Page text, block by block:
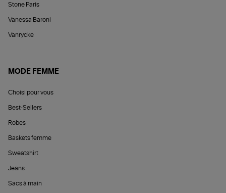
Stone Paris
Vanessa Baroni
Vanrycke
MODE FEMME
Choisi pour vous
Best-Sellers
Robes
Baskets femme
Sweatshirt
Jeans
Sacs à main